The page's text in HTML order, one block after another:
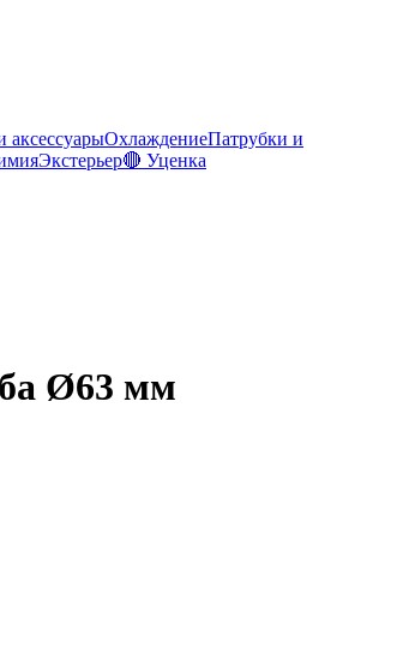
аксессуарыОхлаждениеПатрубки и
Экстерьер🔴 Уценка
Ø63 мм